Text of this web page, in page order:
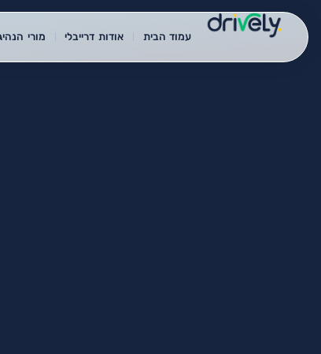
עמוד הבית אודות דרייבלי מורי